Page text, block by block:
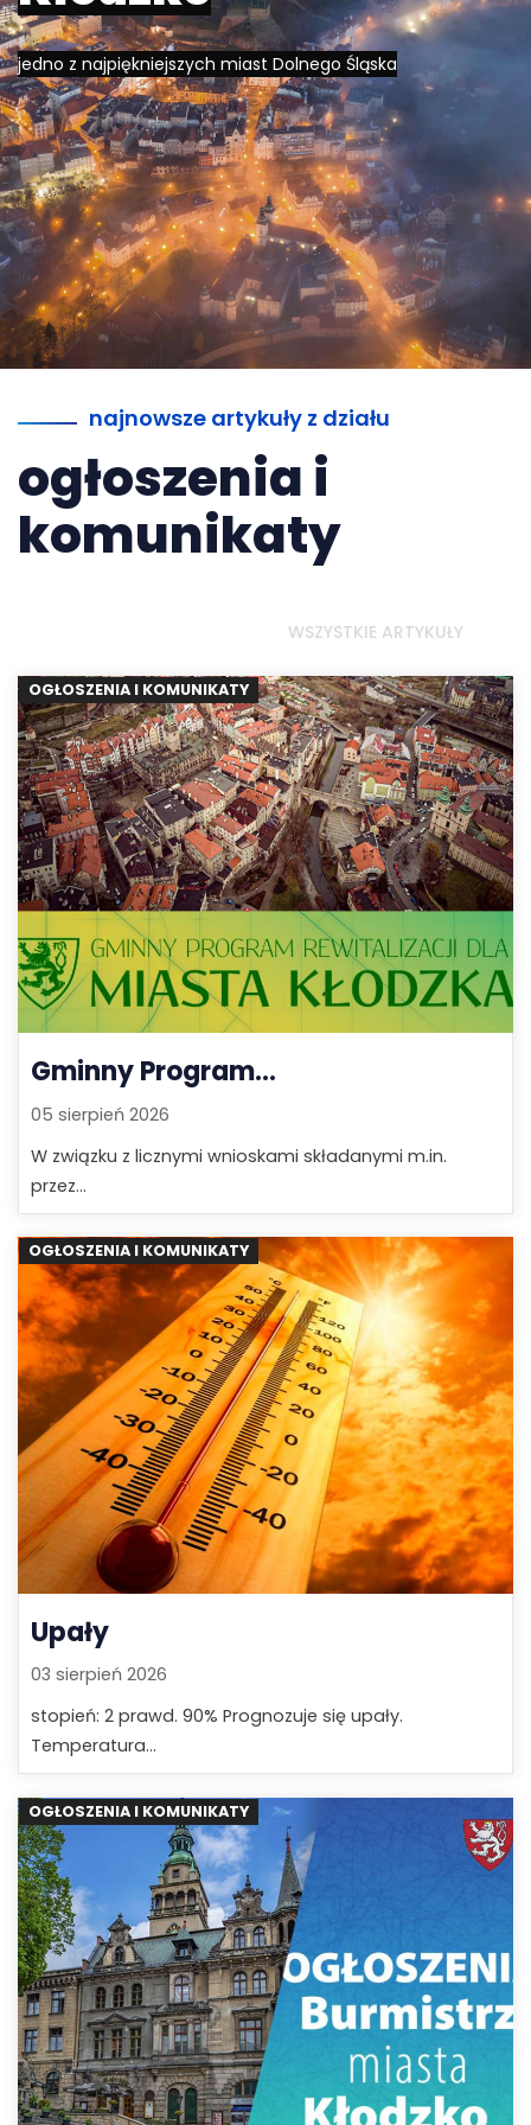
jedno z najpiękniejszych miast Dolnego Śląska
najnowsze artykuły z działu
ogłoszenia i
komunikaty
WSZYSTKIE ARTYKUŁY
OGŁOSZENIA I KOMUNIKATY
Gminny Program...
05 sierpień 2026
W związku z licznymi wnioskami składanymi m.in.
przez...
OGŁOSZENIA I KOMUNIKATY
Upały
03 sierpień 2026
stopień: 2 prawd. 90% Prognozuje się upały.
Temperatura...
OGŁOSZENIA I KOMUNIKATY